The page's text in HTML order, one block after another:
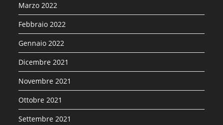
Marzo 2022
Febbraio 2022
Gennaio 2022
Dicembre 2021
Novembre 2021
Ottobre 2021
Settembre 2021